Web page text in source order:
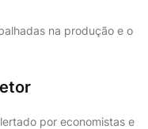
na produção e o
por economistas e